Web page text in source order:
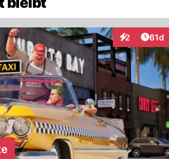
2
Interaktionen
61d